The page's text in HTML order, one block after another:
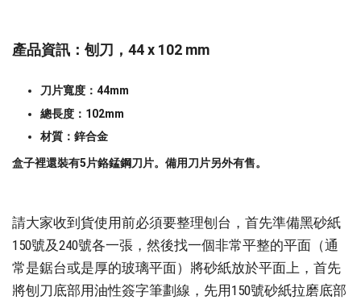
產品資訊：刨刀，44 x 102 mm
刀片寬度：44mm
總長度：102mm
材質：鋅合金
盒子裡還裝有5片鉻錳鋼刀片。備用刀片另外有售。
請大家收到貨使用前必須要整理刨台，首先準備黑砂紙
150號及240號各一張，然後找一個非常平整的平面（通
常是鋸台或是厚的玻璃平面）將砂紙放於平面上，首先
將刨刀底部用油性簽字筆劃線，先用150號砂紙拉磨底部